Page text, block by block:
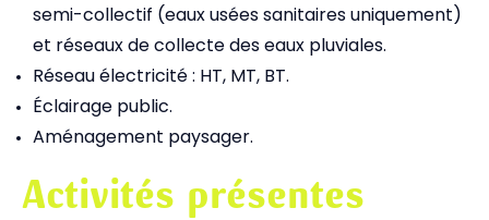
semi-collectif (eaux usées sanitaires uniquement)
et réseaux de collecte des eaux pluviales.
Réseau électricité : HT, MT, BT.
Éclairage public.
Aménagement paysager.
Activités présentes